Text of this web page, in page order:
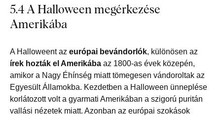
5.4 A Halloween megérkezése
Amerikába
A Halloweent az európai bevándorlók, különösen az
írek hozták el Amerikába az 1800-as évek közepén,
amikor a Nagy Éhínség miatt tömegesen vándoroltak az
Egyesült Államokba. Kezdetben a Halloween ünneplése
korlátozott volt a gyarmati Amerikában a szigorú puritán
vallási nézetek miatt. Azonban az európai szokások